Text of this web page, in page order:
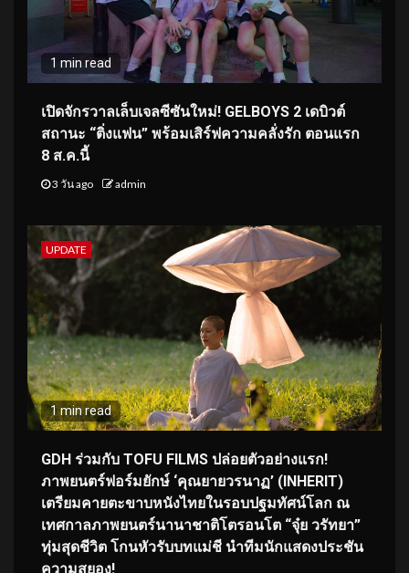
1 min read
เปิดจักรวาลเล็บเจลซีซันใหม่! GELBOYS 2 เดบิวต์
สถานะ “ติ่งแฟน” พร้อมเสิร์ฟความคลั่งรัก ตอนแรก
8 ส.ค.นี้
3 วัน ago admin
UPDATE
1 min read
GDH ร่วมกับ TOFU FILMS ปล่อยตัวอย่างแรก!
ภาพยนตร์ฟอร์มยักษ์ ‘คุณยายวรนาฏ’ (INHERIT)
เตรียมคายตะขาบหนังไทยในรอบปฐมทัศน์โลก ณ
เทศกาลภาพยนตร์นานาชาติโตรอนโต “จุ๋ย วรัทยา”
ทุ่มสุดชีวิต โกนหัวรับบทแม่ชี นำทีมนักแสดงประชัน
ความสยอง!